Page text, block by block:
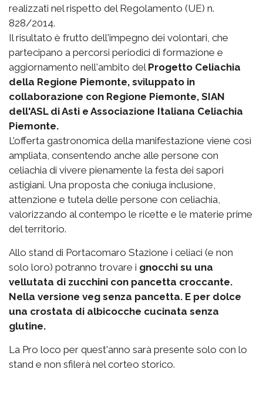
realizzati nel rispetto del Regolamento (UE) n.
828/2014.
Il risultato è frutto dell'impegno dei volontari, che
partecipano a percorsi periodici di formazione e
aggiornamento nell'ambito del Progetto Celiachia
della Regione Piemonte, sviluppato in
collaborazione con Regione Piemonte, SIAN
dell'ASL di Asti e Associazione Italiana Celiachia
Piemonte.
L’offerta gastronomica della manifestazione viene così
ampliata, consentendo anche alle persone con
celiachia di vivere pienamente la festa dei sapori
astigiani. Una proposta che coniuga inclusione,
attenzione e tutela delle persone con celiachia,
valorizzando al contempo le ricette e le materie prime
del territorio.
Allo stand di Portacomaro Stazione i celiaci (e non
solo loro) potranno trovare i gnocchi su una
vellutata di zucchini con pancetta croccante.
Nella versione veg senza pancetta. E per dolce
una crostata di albicocche cucinata senza
glutine.
La Pro loco per quest'anno sarà presente solo con lo
stand e non sfilerà nel corteo storico.